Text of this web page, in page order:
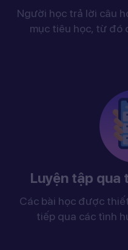
Người học trả lời câu
mục tiêu học, từ đó
Luyện tập qua
Các bài học được
tiếp qua các tình